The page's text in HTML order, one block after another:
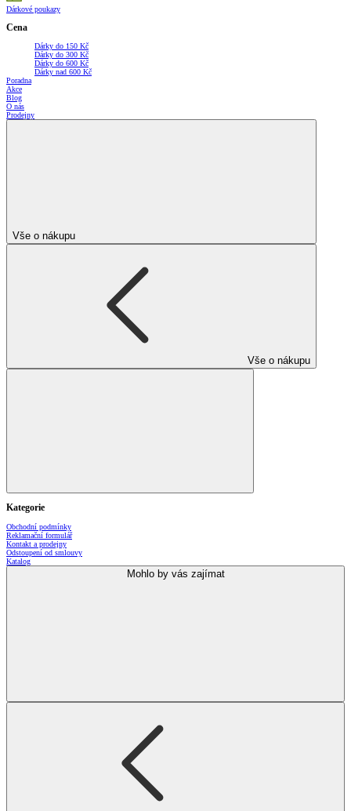
Dárkové poukazy
Cena
Dárky do 150 Kč
Dárky do 300 Kč
Dárky do 600 Kč
Dárky nad 600 Kč
Poradna
Akce
Blog
O nás
Prodejny
Vše o nákupu
Vše o nákupu
Kategorie
Obchodní podmínky
Reklamační formulář
Kontakt a prodejny
Odstoupení od smlouvy
Katalog
Mohlo by vás zajímat